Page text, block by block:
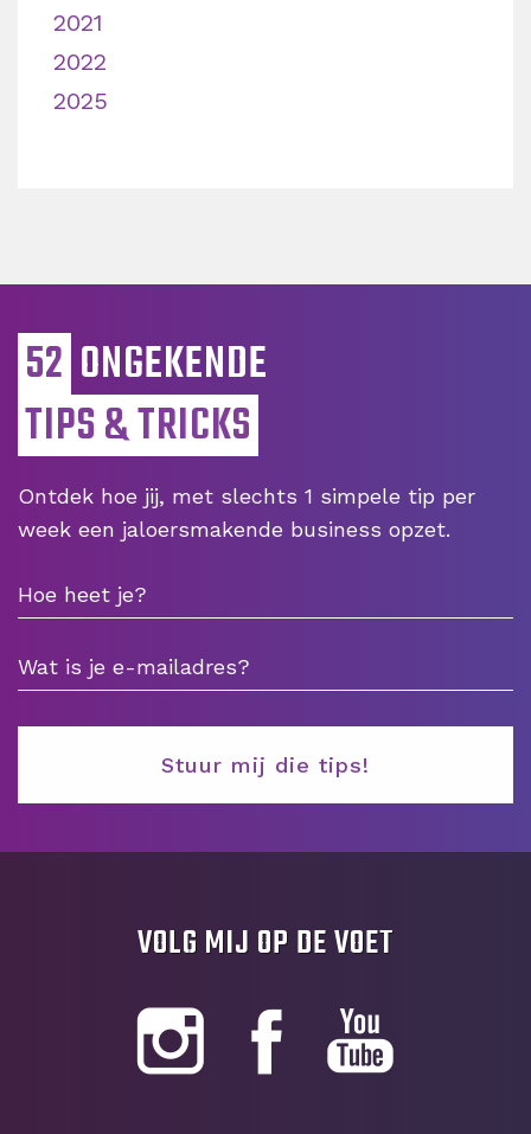
2021
2022
2025
52 ONGEKENDE
TIPS & TRICKS
Ontdek hoe jij, met slechts 1 simpele tip per
week een jaloersmakende business opzet.
VOLG MIJ OP DE VOET